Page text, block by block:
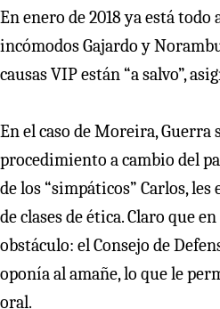
En enero de 2018 ya está todo
incómodos Gajardo y
causas VIP están “a salvo”,
En el caso de Moreira, Guerra
procedimiento a cambio del
de los “simpáticos” Carlos,
de clases de ética. Claro que
obstáculo: el Consejo de
oponía al amañe, lo que le
oral.